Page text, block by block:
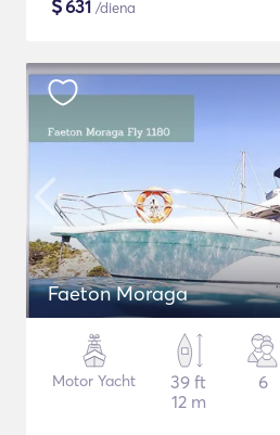
$631 /diena
Faeton Moraga
Motor Yacht
39 ft
12 m
6